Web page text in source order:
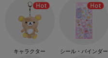
キャラクター シール・バインダー